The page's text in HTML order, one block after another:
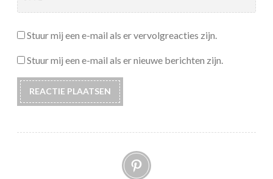
Stuur mij een e-mail als er vervolgreacties zijn.
Stuur mij een e-mail als er nieuwe berichten zijn.
Pinterest